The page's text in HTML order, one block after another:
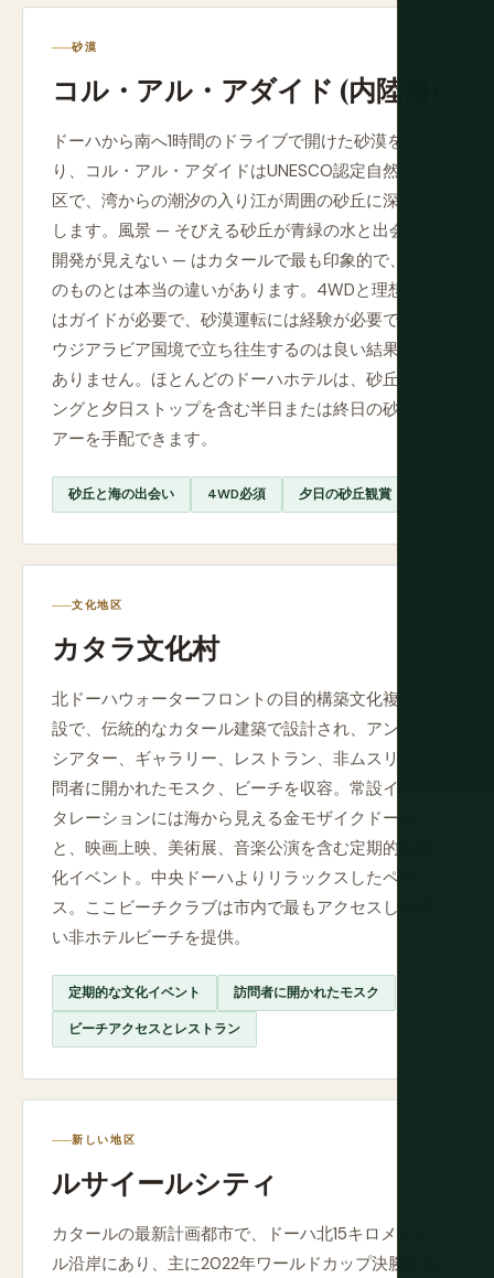
砂漠
コル・アル・アダイド (内陸海)
ドーハから南へ1時間のドライブで開けた砂漠を通
り、コル・アル・アダイドはUNESCO認定自然保護
区で、湾からの潮汐の入り江が周囲の砂丘に深く達
します。風景 — そびえる砂丘が青緑の水と出会い、
開発が見えない — はカタールで最も印象的で、市内
のものとは本当の違いがあります。4WDと理想的に
はガイドが必要で、砂漠運転には経験が必要で、サ
ウジアラビア国境で立ち往生するのは良い結果では
ありません。ほとんどのドーハホテルは、砂丘バシ
ングと夕日ストップを含む半日または終日の砂漠ツ
アーを手配できます。
砂丘と海の出会い 4WD必須 夕日の砂丘観賞
文化地区
カタラ文化村
北ドーハウォーターフロントの目的構築文化複合施
設で、伝統的なカタール建築で設計され、アンフィ
シアター、ギャラリー、レストラン、非ムスリム訪
問者に開かれたモスク、ビーチを収容。常設インス
タレーションには海から見える金モザイクドーム
と、映画上映、美術展、音楽公演を含む定期的な文
化イベント。中央ドーハよりリラックスしたペー
ス。ここビーチクラブは市内で最もアクセスしやす
い非ホテルビーチを提供。
定期的な文化イベント 訪問者に開かれたモスク
ビーチアクセスとレストラン
新しい地区
ルサイールシティ
カタールの最新計画都市で、ドーハ北15キロメート
ル沿岸にあり、主に2022年ワールドカップ決勝をル